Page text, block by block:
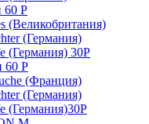
60 P
(Великобритания)
(Германия)
(Германия) 30Р
60 P
(Франция)
(Германия)
(Германия)30P